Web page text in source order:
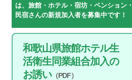
は、旅館・ホテル・宿坊・ペンション・
民宿さんの新規加入者を募集中です！
和歌山県旅館ホテル生
活衛生同業組合加入の
お誘い（PDF）